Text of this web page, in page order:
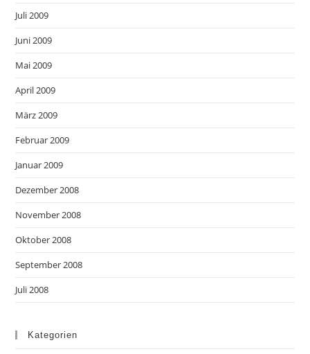
Juli 2009
Juni 2009
Mai 2009
April 2009
März 2009
Februar 2009
Januar 2009
Dezember 2008
November 2008
Oktober 2008
September 2008
Juli 2008
Kategorien